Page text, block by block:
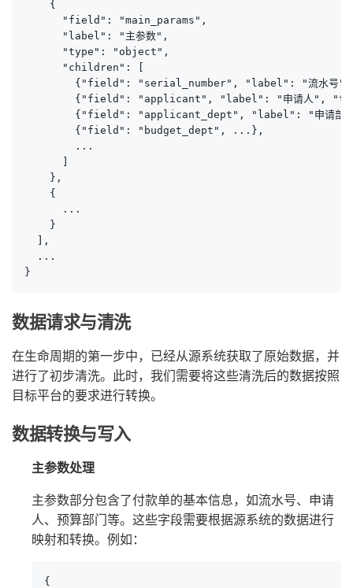
    {
      "field": "main_params",
      "label": "主参数",
      "type": "object",
      "children": [
{"field": "serial_number", "label": "流水号
{"field": "applicant", "label": "申请人",
{"field": "applicant_dept", "label": "申请
        {"field": "budget_dept", ...},
        ...
      ]
    },
    {
      ...
    }
  ],
  ...
}
数据请求与清洗
在生命周期的第一步中，已经从源系统获取了原始数据，并
进行了初步清洗。此时，我们需要将这些清洗后的数据按照
目标平台的要求进行转换。
数据转换与写入
主参数处理
主参数部分包含了付款单的基本信息，如流水号、申请
人、预算部门等。这些字段需要根据源系统的数据进行
映射和转换。例如：
{